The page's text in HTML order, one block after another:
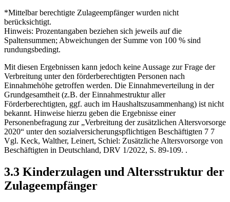
*Mittelbar berechtigte Zulageempfänger wurden nicht
berücksichtigt.
Hinweis: Prozentangaben beziehen sich jeweils auf die
Spaltensummen; Abweichungen der Summe von 100 % sind
rundungsbedingt.
Mit diesen Ergebnissen kann jedoch keine Aussage zur Frage der
Verbreitung unter den förderberechtigten Personen nach
Einnahmehöhe getroffen werden. Die Einnahmeverteilung in der
Grundgesamtheit (z.B. der Einnahmestruktur aller
Förderberechtigten, ggf. auch im Haushaltszusammenhang) ist nicht
bekannt. Hinweise hierzu geben die Ergebnisse einer
Personenbefragung zur „Verbreitung der zusätzlichen Altersvorsorge
2020“ unter den sozialversicherungspflichtigen Beschäftigten 7 7
Vgl. Keck, Walther, Leinert, Schiel: Zusätzliche Altersvorsorge von
Beschäftigten in Deutschland, DRV 1/2022, S. 89-109. .
3.3 Kinderzulagen und Altersstruktur der
Zulageempfänger